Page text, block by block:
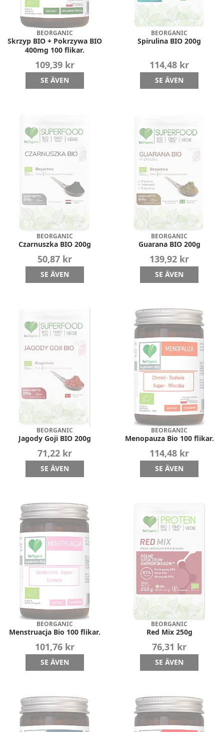
BEORGANIC
Skrzyp BIO + Pokrzywa BIO
400mg 100 flikar.
109,39 kr
SE ÄVEN
BEORGANIC
Spirulina BIO 200g
114,48 kr
SE ÄVEN
BEORGANIC
Czarnuszka BIO 200g
50,87 kr
SE ÄVEN
BEORGANIC
Guarana BIO 200g
139,92 kr
SE ÄVEN
BEORGANIC
Jagody Goji BIO 200g
71,22 kr
SE ÄVEN
BEORGANIC
Menopauza Bio 100 flikar.
114,48 kr
SE ÄVEN
BEORGANIC
Menstruacja Bio 100 flikar.
101,76 kr
SE ÄVEN
BEORGANIC
Red Mix 250g
76,31 kr
SE ÄVEN